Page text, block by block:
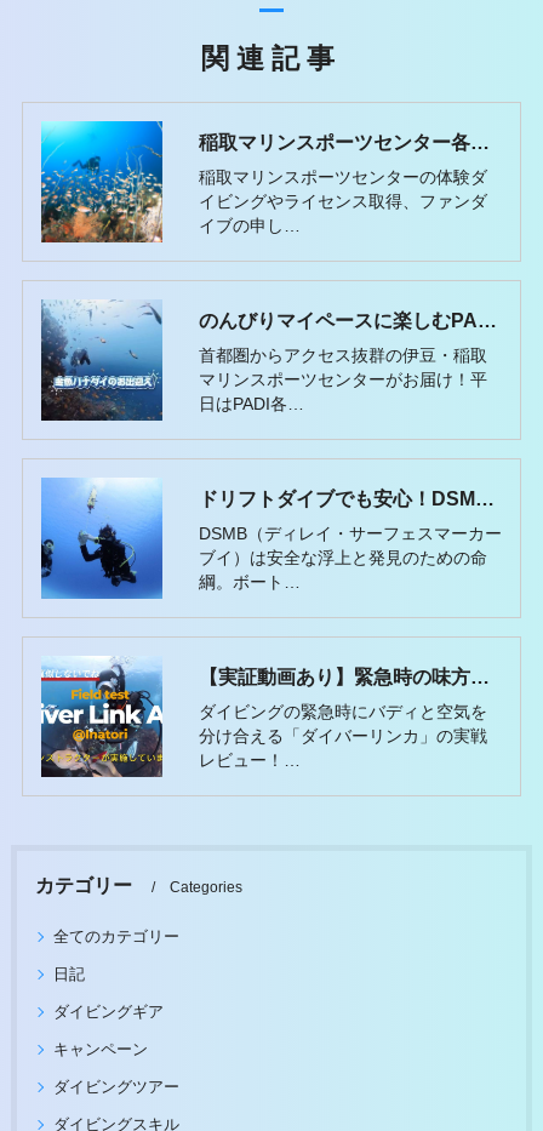
関連記事
稲取マリンスポーツセンター各種コースの申し込み方法と予約の手順
稲取マリンスポーツセンターの体験ダ
イビングやライセンス取得、ファンダ
イブの申し…
のんびりマイペースに楽しむPADIドリフトダイバーSP遠征ツアー！
首都圏からアクセス抜群の伊豆・稲取
マリンスポーツセンターがお届け！平
日はPADI各…
ドリフトダイブでも安心！DSMBスペシャルティで安全力アップ
DSMB（ディレイ・サーフェスマーカー
ブイ）は安全な浮上と発見のための命
綱。ボート…
【実証動画あり】緊急時の味方！ダイバーリンカを海中で実際に試してみた
ダイビングの緊急時にバディと空気を
分け合える「ダイバーリンカ」の実戦
レビュー！…
カテゴリー Categories
全てのカテゴリー
日記
ダイビングギア
キャンペーン
ダイビングツアー
ダイビングスキル